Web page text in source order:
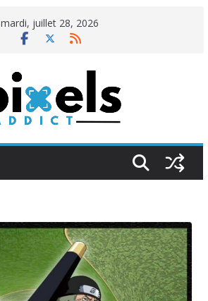
mardi, juillet 28, 2026